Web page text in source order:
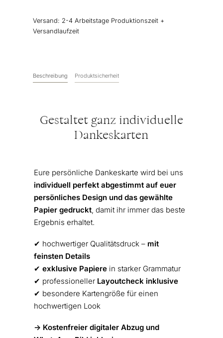
Versand: 2-4 Arbeitstage Produktionszeit +
Versandlaufzeit
Beschreibung Produktsicherheit
Gestaltet ganz individuelle
Dankeskarten
Eure persönliche Dankeskarte wird bei uns
individuell perfekt abgestimmt auf euer
persönliches Design und das gewählte
Papier gedruckt, damit ihr immer das beste
Ergebnis erhaltet.
✔︎ hochwertiger Qualitätsdruck – mit
feinsten Details
✔︎ exklusive Papierein starker Grammatur
✔︎ professioneller Layoutcheck inklusive
✔︎ besondere Kartengröße für einen
hochwertigen Look
-> Kostenfreier digitaler Abzug und